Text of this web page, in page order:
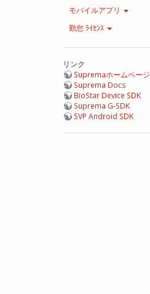
モバイルアプリ
勤怠 ﾗｲｾﾝｽ
リンク
Supremaホームページ
Suprema Docs
BioStar Device SDK
Suprema G-SDK
SVP Android SDK